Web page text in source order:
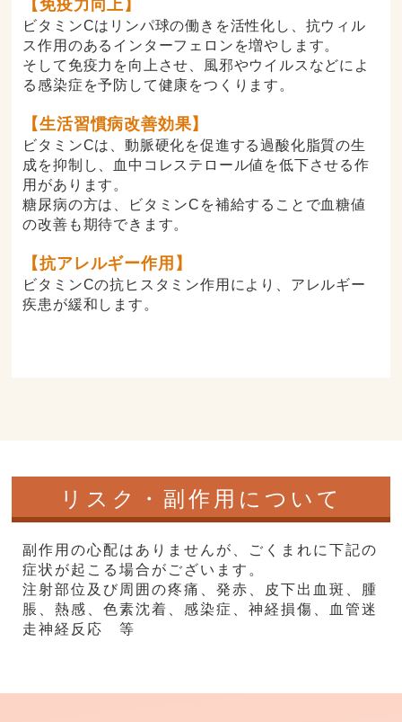
【免疫力向上】
ビタミンCはリンパ球の働きを活性化し、抗ウィル
ス作用のあるインターフェロンを増やします。
そして免疫力を向上させ、風邪やウイルスなどによ
る感染症を予防して健康をつくります。
【生活習慣病改善効果】
ビタミンCは、動脈硬化を促進する過酸化脂質の生
成を抑制し、血中コレステロール値を低下させる作
用があります。
糖尿病の方は、ビタミンCを補給することで血糖値
の改善も期待できます。
【抗アレルギー作用】
ビタミンCの抗ヒスタミン作用により、アレルギー
疾患が緩和します。
リスク・副作用について
副作用の心配はありませんが、ごくまれに下記の
症状が起こる場合がございます。
注射部位及び周囲の疼痛、発⾚、⽪下出⾎斑、腫
脹、熱感、⾊素沈着、感染症、神経損傷、⾎管迷
⾛神経反応 等